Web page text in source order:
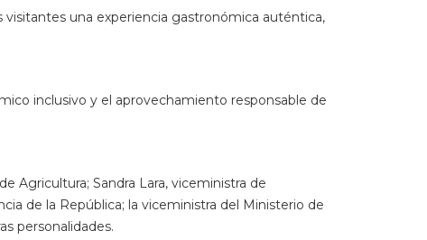
una experiencia gastronómica auténtica,
inclusivo y el aprovechamiento responsable de
Agricultura; Sandra Lara, viceministra de
de la República; la viceministra del Ministerio de
personalidades.